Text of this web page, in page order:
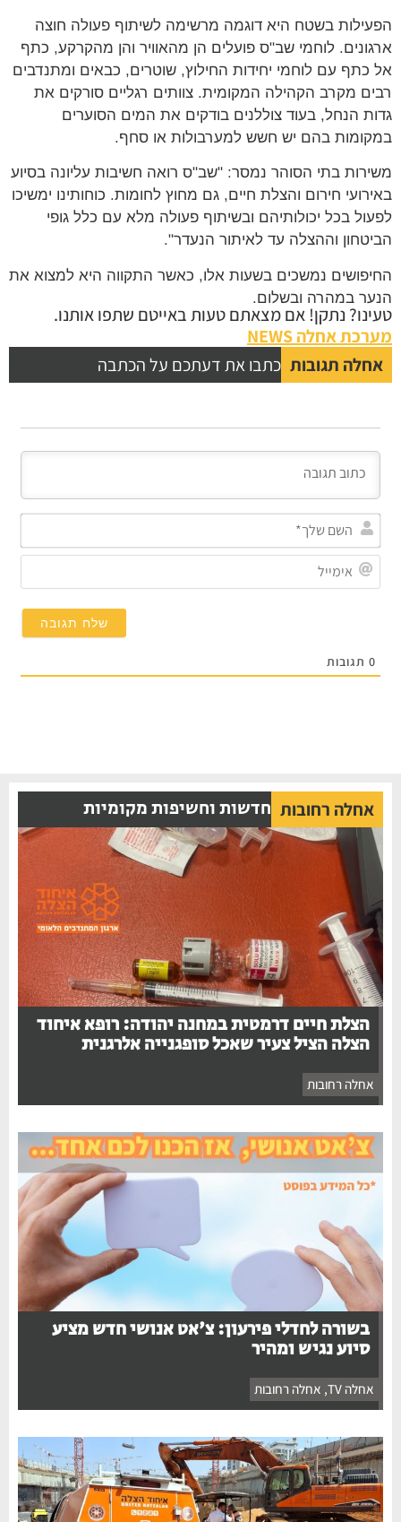
הפעילות בשטח היא דוגמה מרשימה לשיתוף פעולה חוצה
ארגונים. לוחמי שב"ס פועלים הן מהאוויר והן מהקרקע, כתף
אל כתף עם לוחמי יחידות החילוץ, שוטרים, כבאים ומתנדבים
רבים מקרב הקהילה המקומית. צוותים רגליים סורקים את
גדות הנחל, בעוד צוללנים בודקים את המים הסוערים
במקומות בהם יש חשש למערבולות או סחף.
משירות בתי הסוהר נמסר: "שב"ס רואה חשיבות עליונה בסיוע
באירועי חירום והצלת חיים, גם מחוץ לחומות. כוחותינו ימשיכו
לפעול בכל יכולותיהם ובשיתוף פעולה מלא עם כלל גופי
הביטחון וההצלה עד לאיתור הנעדר".
החיפושים נמשכים בשעות אלו, כאשר התקווה היא למצוא את
הנער במהרה ובשלום.
טעינו? נתקן! אם מצאתם טעות באייטם שתפו אותנו.
מערכת אחלה NEWS
אחלה תגובות כתבו את דעתכם על הכתבה
0תגובות
אחלה רחובות חדשות וחשיפות מקומיות
הצלת חיים דרמטית במחנה יהודה: רופא איחוד
הצלה הציל צעיר שאכל סופגנייה אלרגנית
אחלה רחובות
בשורה לחדלי פירעון: צ'אט אנושי חדש מציע
סיוע נגיש ומהיר
אחלה TV , אחלה רחובות